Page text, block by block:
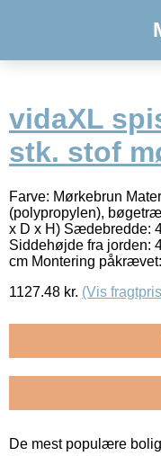
vidaXL
stk. stof
Farve: Mørkebrun
(polypropylen),
x D x H) Sædebredde:
Siddehøjde fra jorden:
cm Montering
1127.48 kr. (Vis
De mest populære